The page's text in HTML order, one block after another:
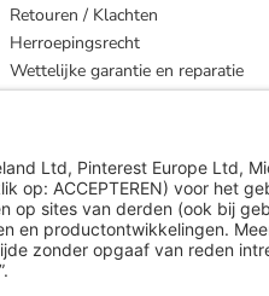
Retouren / Klachten
Herroepingsrecht
Wettelijke garantie en reparatie